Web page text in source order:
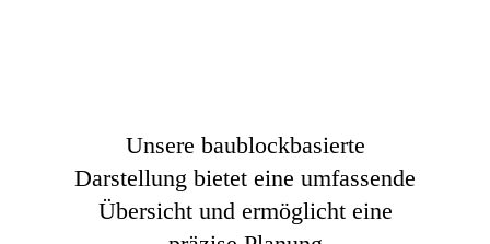
Unsere baublockbasierte
Darstellung bietet eine umfassende
Übersicht und ermöglicht eine